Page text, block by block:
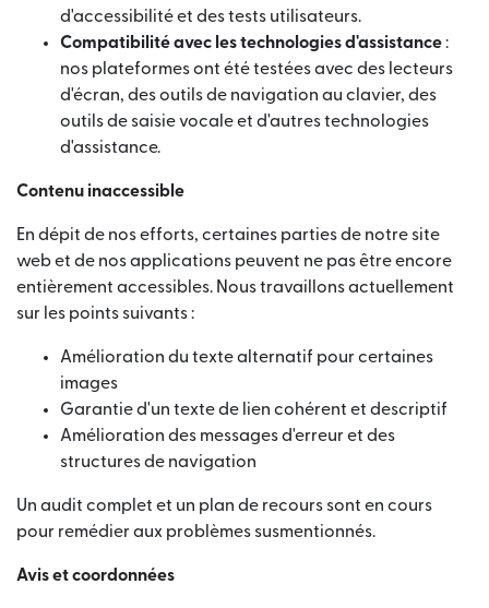
d'accessibilité et des tests utilisateurs.
Compatibilité avec les technologies d'assistance:
nos plateformes ont été testées avec des lecteurs
d'écran, des outils de navigation au clavier, des
outils de saisie vocale et d'autres technologies
d'assistance.
Contenu inaccessible
En dépit de nos efforts, certaines parties de notre site
web et de nos applications peuvent ne pas être encore
entièrement accessibles. Nous travaillons actuellement
sur les points suivants :
Amélioration du texte alternatif pour certaines
images
Garantie d'un texte de lien cohérent et descriptif
Amélioration des messages d'erreur et des
structures de navigation
Un audit complet et un plan de recours sont en cours
pour remédier aux problèmes susmentionnés.
Avis et coordonnées